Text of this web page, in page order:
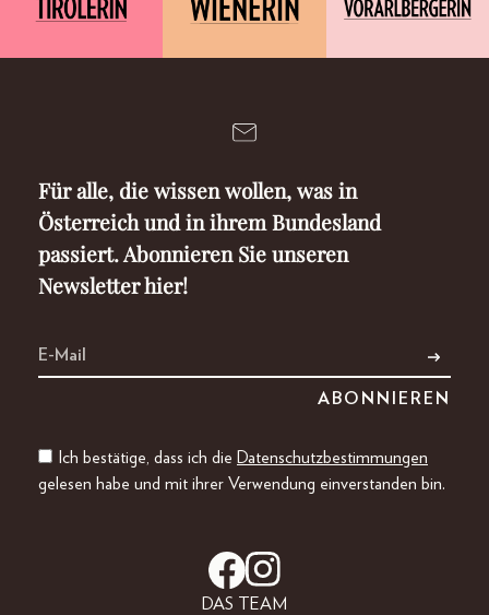
Für alle, die wissen wollen, was in
Österreich und in ihrem Bundesland
passiert. Abonnieren Sie unseren
Newsletter hier!
Ich bestätige, dass ich die Datenschutzbestimmungen
gelesen habe und mit ihrer Verwendung einverstanden bin.
DAS TEAM